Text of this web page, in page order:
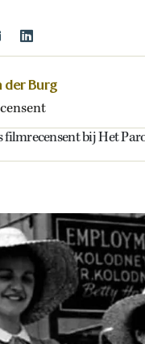
der Burg
filmrecensent bij Het